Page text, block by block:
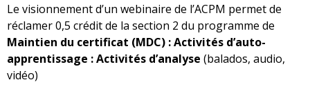
Le visionnement d’un webinaire de l’ACPM permet de
réclamer 0,5 crédit de la section 2 du programme de
Maintien du certificat (MDC) : Activités d’auto-
apprentissage : Activités d’analyse (balados, audio,
vidéo)